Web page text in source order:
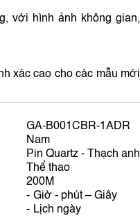
với hình ảnh không gian,
xác cao cho các mẫu mới
GA-B001CBR-1ADR
Nam
Pin Quartz - Thạch anh
Thể thao
200M
Giờ - phút – Giây
Lịch ngày